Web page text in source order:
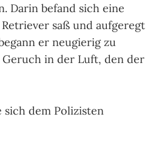
Darin befand sich eine
saß und aufgeregt
er neugierig zu
in der Luft, den der
sich dem Polizisten